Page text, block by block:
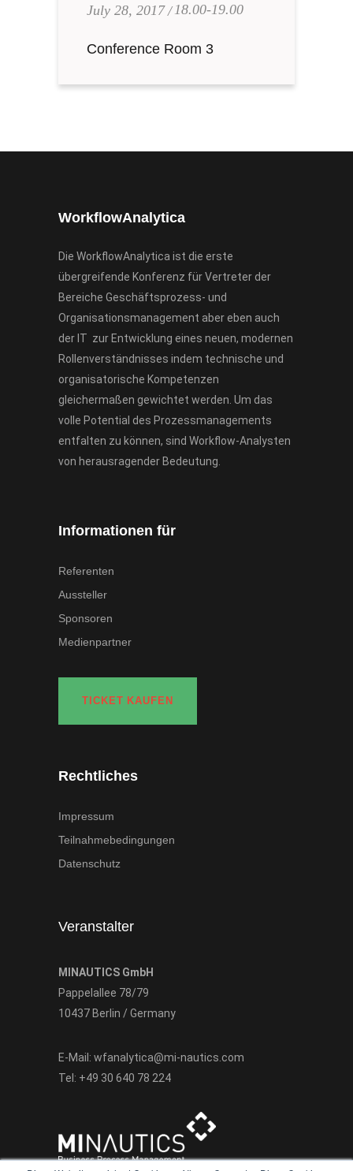
July 28, 2017
18.00-19.00
Conference Room 3
WorkflowAnalytica
Die WorkflowAnalytica ist die erste
übergreifende Konferenz für Vertreter der
Bereiche Geschäftsprozess- und
Organisationsmanagement aber eben auch
der IT zur Entwicklung eines neuen, modernen
Rollenverständnisses indem technische und
organisatorische Kompetenzen
gleichermaßen gewichtet werden. Um das
volle Potential des Prozessmanagements
entfalten zu können, sind Workflow-Analysten
von herausragender Bedeutung.
Informationen für
Referenten
Aussteller
Sponsoren
Medienpartner
TICKET KAUFEN
Rechtliches
Impressum
Teilnahmebedingungen
Datenschutz
Veranstalter
MINAUTICS GmbH
Pappelallee 78/79
10437 Berlin / Germany
E-Mail: wfanalytica@mi-nautics.com
Tel: +49 30 640 78 224